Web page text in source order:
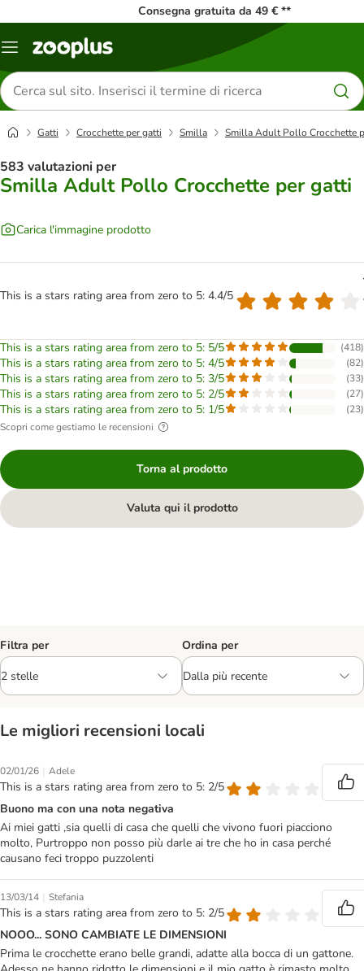
Consegna gratuita da 49 € **
Overview
Cerca
prodotti
Gatti Crocchette per gatti Smilla Smilla Adult Pollo Crocchette
583 valutazioni per
Smilla Adult Pollo Crocchette per gatti
Carica l'immagine prodotto
This is a stars rating area from zero to 5: 4.4/5
This is a stars rating area from zero to 5: 5/5 (418)
This is a stars rating area from zero to 5: 4/5 (82)
This is a stars rating area from zero to 5: 3/5 (33)
This is a stars rating area from zero to 5: 2/5 (27)
This is a stars rating area from zero to 5: 1/5 (23)
Scopri come gestiamo le recensioni
Torna al prodotto
Valuta qui il prodotto
Filtra per Ordina per
Le migliori recensioni locali
02/01/26 | Adele
This is a stars rating area from zero to 5: 2/5
Buono ma con una nota negativa
Ai miei gatti ,sia quelli di casa che quelli che vivono fuori piacciono
molto, Purtroppo non posso più darle ai tre che ho in casa perché
causano feci troppo puzzolenti
13/03/14 | Stefania
This is a stars rating area from zero to 5: 2/5
NOOO... SONO CAMBIATE LE DIMENSIONI
Prima le crocchette erano belle grandi, adatte alla bocca di un gattone.